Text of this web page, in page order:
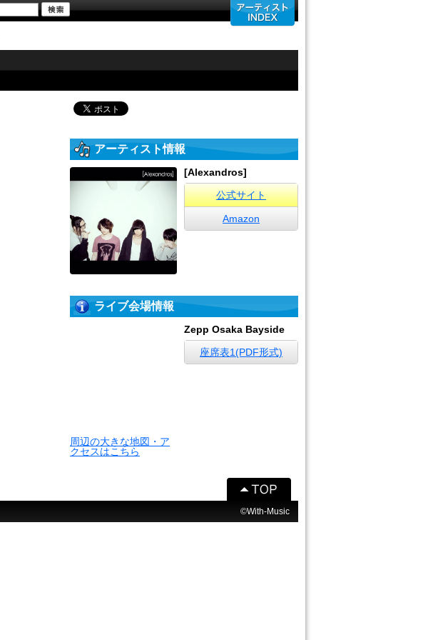
アーティスト情報
[Alexandros]
公式サイト
Amazon
ライブ会場情報
周辺の大きな地図・ア
クセスはこちら
Zepp Osaka Bayside
座席表1(PDF形式)
©With-Music